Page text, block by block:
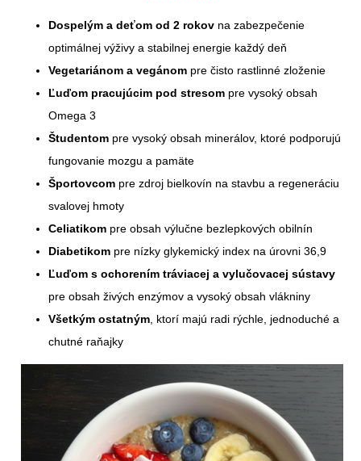
Dospelým a deťom od 2 rokov na zabezpečenie
optimálnej výživy a stabilnej energie každý deň
Vegetariánom a vegánom pre čisto rastlinné zloženie
Ľuďom pracujúcim pod stresom pre vysoký obsah
Omega 3
Študentom pre vysoký obsah minerálov, ktoré podporujú
fungovanie mozgu a pamäte
Športovcom pre zdroj bielkovín na stavbu a regeneráciu
svalovej hmoty
Celiatikom pre obsah výlučne bezlepkových obilnín
Diabetikom pre nízky glykemický index na úrovni 36,9
Ľuďom s ochorením tráviacej a vylučovacej sústavy
pre obsah živých enzýmov a vysoký obsah vlákniny
Všetkým ostatným , ktorí majú radi rýchle, jednoduché a
chutné raňajky